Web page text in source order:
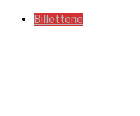
Billetterie